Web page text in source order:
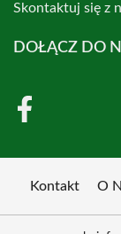
Skontaktuj się z
DOŁĄCZ DO
Kontakt O